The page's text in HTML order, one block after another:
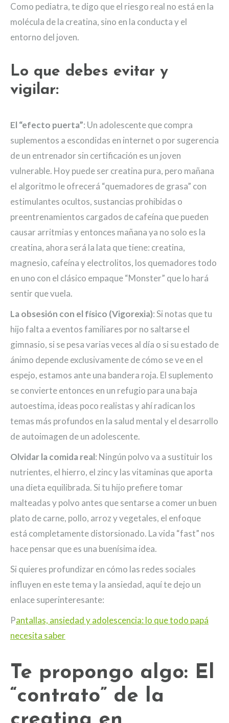
Como pediatra, te digo que el riesgo real no está en la
molécula de la creatina, sino en la conducta y el
entorno del joven.
Lo que debes evitar y
vigilar:
El “efecto puerta”: Un adolescente que compra
suplementos a escondidas en internet o por sugerencia
de un entrenador sin certificación es un joven
vulnerable. Hoy puede ser creatina pura, pero mañana
el algoritmo le ofrecerá “quemadores de grasa” con
estimulantes ocultos, sustancias prohibidas o
preentrenamientos cargados de cafeína que pueden
causar arritmias y entonces mañana ya no solo es la
creatina, ahora será la lata que tiene: creatina,
magnesio, cafeína y electrolitos, los quemadores todo
en uno con el clásico empaque “Monster” que lo hará
sentir que vuela.
La obsesión con el físico (Vigorexia): Si notas que tu
hijo falta a eventos familiares por no saltarse el
gimnasio, si se pesa varias veces al día o si su estado de
ánimo depende exclusivamente de cómo se ve en el
espejo, estamos ante una bandera roja. El suplemento
se convierte entonces en un refugio para una baja
autoestima, ideas poco realistas y ahí radican los
temas más profundos en la salud mental y el desarrollo
de autoimagen de un adolescente.
Olvidar la comida real: Ningún polvo va a sustituir los
nutrientes, el hierro, el zinc y las vitaminas que aporta
una dieta equilibrada. Si tu hijo prefiere tomar
malteadas y polvo antes que sentarse a comer un buen
plato de carne, pollo, arroz y vegetales, el enfoque
está completamente distorsionado. La vida “fast” nos
hace pensar que es una buenísima idea.
Si quieres profundizar en cómo las redes sociales
influyen en este tema y la ansiedad, aquí te dejo un
enlace superinteresante:
Pantallas, ansiedad y adolescencia: lo que todo papá
necesita saber
Te propongo algo: El
“contrato” de la